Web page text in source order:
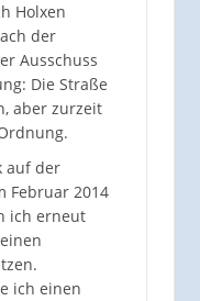
Holxen
der
Ausschuss
Die Straße
aber zurzeit
auf der
Februar 2014
ich erneut
ich einen